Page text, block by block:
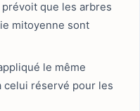
que les arbres
mitoyenne sont
le même
celui réservé pour les